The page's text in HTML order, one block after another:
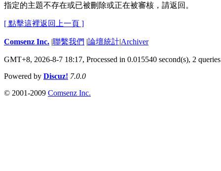
指定的主題不存在或已被刪除或正在被審核，請返回。
[ 點擊這裡返回上一頁 ]
Comsenz Inc. |聯繫我們 |論壇統計|Archiver
GMT+8, 2026-8-7 18:17, Processed in 0.015540 second(s), 2 queries
Powered by Discuz! 7.0.0
© 2001-2009 Comsenz Inc.